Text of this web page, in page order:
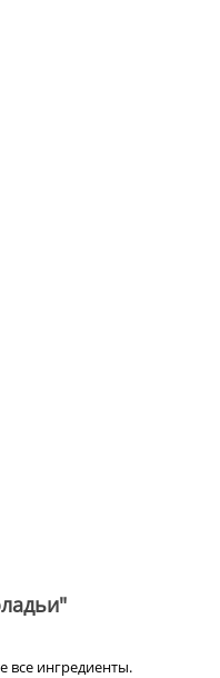
все ингредиенты.